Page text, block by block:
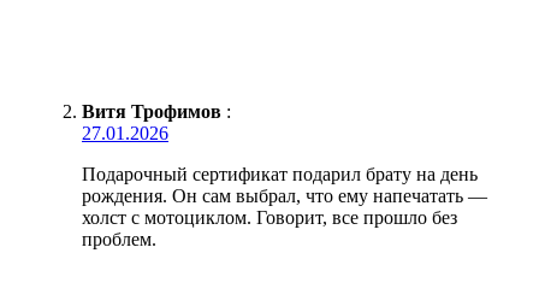
Витя Трофимов :
27.01.2026
Подарочный сертификат подарил брату на день
рождения. Он сам выбрал, что ему напечатать —
холст с мотоциклом. Говорит, все прошло без
проблем.